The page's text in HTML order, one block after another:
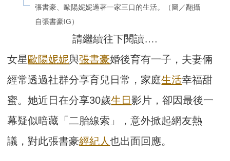
張書豪、歐陽妮妮過著一家三口的生活。（圖／翻攝
自張書豪IG）
請繼續往下閱讀….
女星歐陽妮妮與張書豪婚後育有一子，夫妻倆
經常透過社群分享育兒日常，家庭生活幸福甜
蜜。她近日在分享30歲生日影片，卻因最後一
幕疑似暗藏「二胎線索」，意外掀起網友熱
議，對此張書豪經紀人也出面回應。